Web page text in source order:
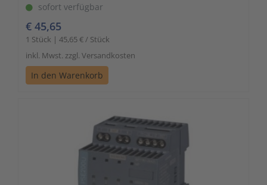
sofort verfügbar
€ 45,65
1 Stück | 45,65 € / Stück
inkl. Mwst. zzgl. Versandkosten
In den Warenkorb